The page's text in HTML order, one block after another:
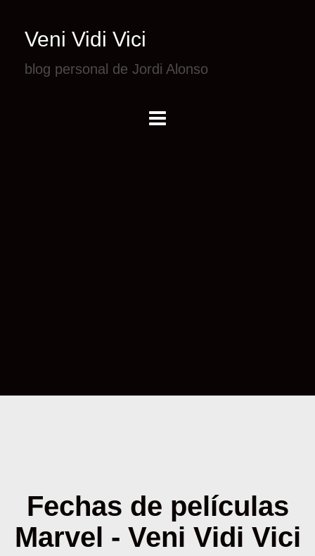
Veni Vidi Vici
blog personal de Jordi Alonso
Fechas de películas
Marvel - Veni Vidi Vici